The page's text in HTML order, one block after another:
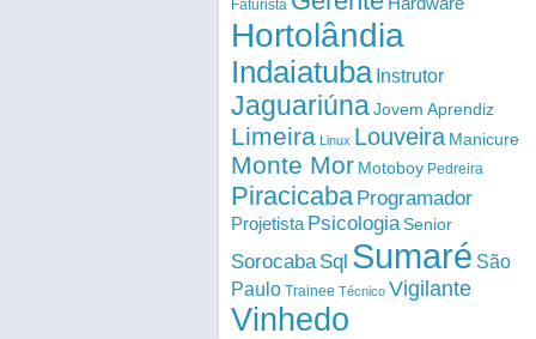
Faturista
Hortolândia
Indaiatuba Instrutor
Jaguariúna Jovem Aprendiz
Limeira Linux Louveira Manicure
Monte Mor Motoboy Pedreira
Piracicaba Programador
Projetista PsicologiaSenior
Sorocaba Sql Sumaré São
Paulo Trainee Técnico Vigilante
Vinhedo